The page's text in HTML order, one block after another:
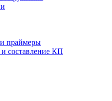
праймеры
составление КП